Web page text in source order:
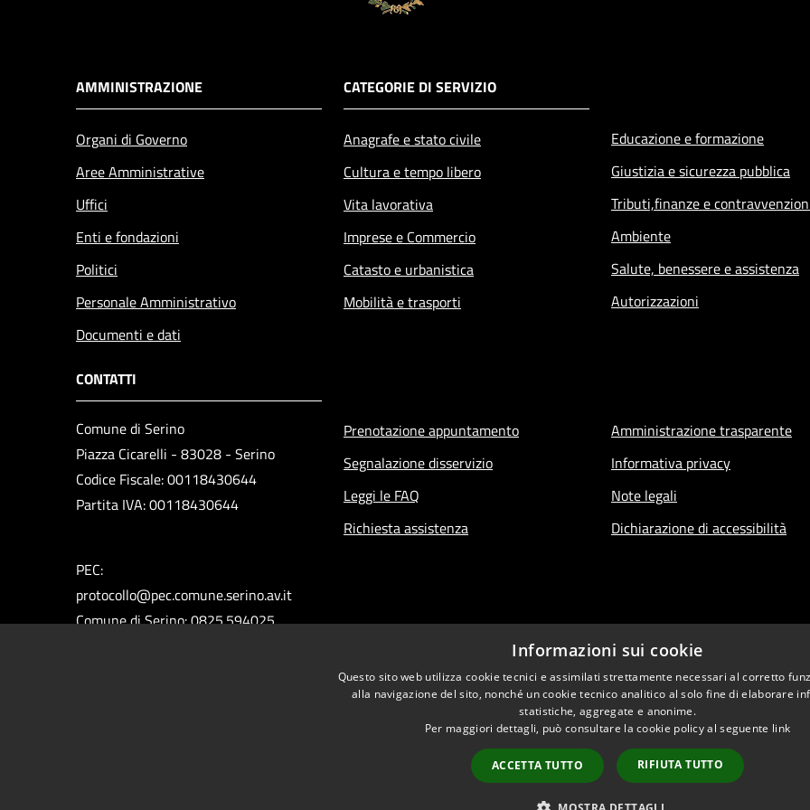
AMMINISTRAZIONE
Organi di Governo
Aree Amministrative
Uffici
Enti e fondazioni
Politici
Personale Amministrativo
Documenti e dati
CATEGORIE DI SERVIZIO
Anagrafe e stato civile
Cultura e tempo libero
Vita lavorativa
Imprese e Commercio
Catasto e urbanistica
Mobilità e trasporti
Educazione e formazione
Giustizia e sicurezza pubblica
Tributi,finanze e
Ambiente
Salute, benessere e assistenza
Autorizzazioni
CONTATTI
Comune di Serino
Piazza Cicarelli - 83028 - Serino
Codice Fiscale: 00118430644
Partita IVA: 00118430644
PEC:
protocollo@pec.comune.serino.av.it
Comune di Serino: 0825.594025
Prenotazione appuntamento
Segnalazione disservizio
Leggi le FAQ
Richiesta assistenza
Amministrazione trasparente
Informativa privacy
Note legali
Dichiarazione di accessibilità
Copyright © 2026 •
Informazioni sui cookie
Questo sito web utilizza cookie tecnici e assimilati strettamente necessari al corretto
alla navigazione del sito, nonché un cookie tecnico analitico al solo fine di elaborare
statistiche, aggregate e anonime.
Per maggiori dettagli, può consultare la cookie policy al seguente link
ACCETTA TUTTO RIFIUTA TUTTO